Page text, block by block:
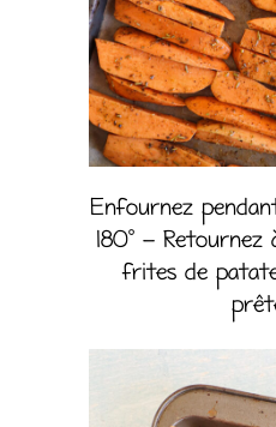
Enfournez
180° – Retournez
frites de